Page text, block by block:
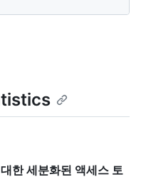
한 세분화된 액세스 토